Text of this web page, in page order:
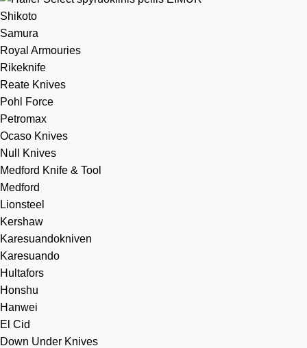
Shikoto
Samura
Royal Armouries
Rikeknife
Reate Knives
Pohl Force
Petromax
Ocaso Knives
Null Knives
Medford Knife & Tool
Medford
Lionsteel
Kershaw
Karesuandokniven
Karesuando
Hultafors
Honshu
Hanwei
El Cid
Down Under Knives